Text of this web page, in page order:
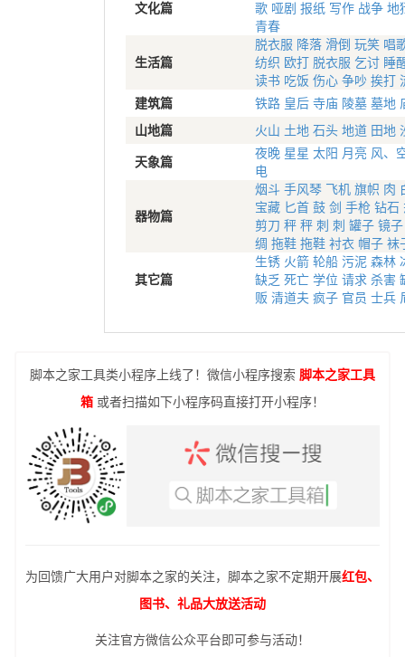
文化篇
歌 哑剧 报纸 写作 战争 地
青春
生活篇
脱衣服 降落 滑倒 玩笑 唱
纺织 欧打 脱衣服 乞讨 睡
读书 吃饭 伤心 争吵 挨打
建筑篇
铁路 皇后 寺庙 陵墓 墓地
山地篇
火山 土地 石头 地道 田地
天象篇
夜晚 星星 太阳 月亮 风、
电
器物篇
烟斗 手风琴 飞机 旗帜 肉
宝藏 匕首 鼓 剑 手枪 钻石
剪刀 秤 秤 刺 刺 罐子 镜子
绸 拖鞋 拖鞋 衬衣 帽子 袜
其它篇
生锈 火箭 轮船 污泥 森林
缺乏 死亡 学位 请求 杀害
贩 清道夫 疯子 官员 士兵
脚本之家工具类小程序上线了！微信小程序搜索 脚本之家工具
箱 或者扫描如下小程序码直接打开小程序！
为回馈广大用户对脚本之家的关注，脚本之家不定期开展红包、
图书、礼品大放送活动
关注官方微信公众平台即可参与活动！